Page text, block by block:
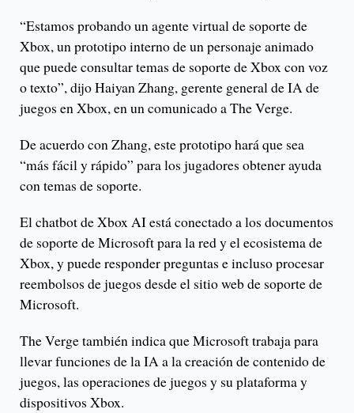
“Estamos probando un agente virtual de soporte de
Xbox, un prototipo interno de un personaje animado
que puede consultar temas de soporte de Xbox con voz
o texto”, dijo Haiyan Zhang, gerente general de IA de
juegos en Xbox, en un comunicado a The Verge.
De acuerdo con Zhang, este prototipo hará que sea
“más fácil y rápido” para los jugadores obtener ayuda
con temas de soporte.
El chatbot de Xbox AI está conectado a los documentos
de soporte de Microsoft para la red y el ecosistema de
Xbox, y puede responder preguntas e incluso procesar
reembolsos de juegos desde el sitio web de soporte de
Microsoft.
The Verge también indica que Microsoft trabaja para
llevar funciones de la IA a la creación de contenido de
juegos, las operaciones de juegos y su plataforma y
dispositivos Xbox.